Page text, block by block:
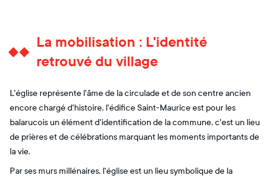
La mobilisation : L'identité
retrouvé du village
L'église représente l'âme de la circulade et de son centre ancien
encore chargé d'histoire, l'édifice Saint-Maurice est pour les
balarucois un élément d'identification de la commune, c'est un lieu
de prières et de célébrations marquant les moments importants de
la vie.
Par ses murs millénaires, l'église est un lieu symbolique de la